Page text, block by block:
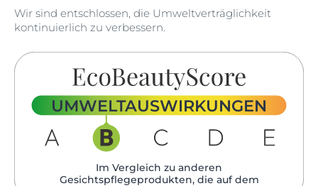
Wir sind entschlossen, die Umweltverträglichkeit
kontinuierlich zu verbessern.
UMWELTAUSWIRKUNGEN
Im Vergleich zu anderen
Gesichtspflegeprodukten, die auf dem